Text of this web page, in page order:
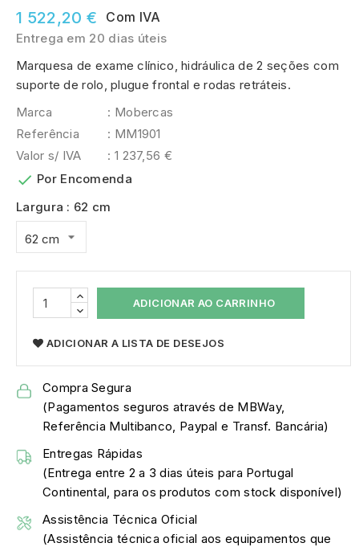
1 522,20 €
Com IVA
Entrega em 20 dias úteis
Marquesa de exame clínico, hidráulica de 2 seções com
suporte de rolo, plugue frontal e rodas retráteis.
Marca
: Mobercas
Referência
: MM1901
Valor s/ IVA
: 1 237,56 €
 Por Encomenda
Largura : 62 cm
ADICIONAR AO CARRINHO
ADICIONAR A LISTA DE DESEJOS
Compra Segura
(Pagamentos seguros através de MBWay,
Referência Multibanco, Paypal e Transf. Bancária)
Entregas Rápidas
(Entrega entre 2 a 3 dias úteis para Portugal
Continental, para os produtos com stock disponível)
Assistência Técnica Oficial
(Assistência técnica oficial aos equipamentos que